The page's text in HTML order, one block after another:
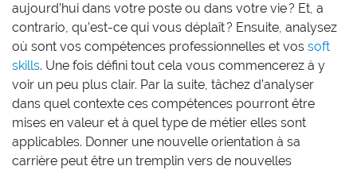
aujourd’hui dans votre poste ou dans votre vie ? Et, a
contrario, qu’est-ce qui vous déplaît ? Ensuite, analysez
où sont vos compétences professionnelles et vos soft
skills. Une fois défini tout cela vous commencerez à y
voir un peu plus clair. Par la suite, tâchez d’analyser
dans quel contexte ces compétences pourront être
mises en valeur et à quel type de métier elles sont
applicables. Donner une nouvelle orientation à sa
carrière peut être un tremplin vers de nouvelles